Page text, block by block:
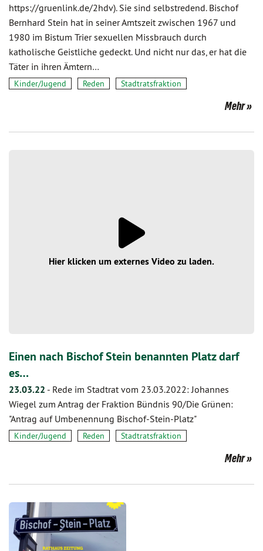
https://gruenlink.de/2hdv). Sie sind selbstredend. Bischof
Bernhard Stein hat in seiner Amtszeit zwischen 1967 und
1980 im Bistum Trier sexuellen Missbrauch durch
katholische Geistliche gedeckt. Und nicht nur das, er hat die
Täter in ihren Ämtern…
Kinder/Jugend Reden Stadtratsfraktion
Mehr
Einen nach Bischof Stein benannten Platz darf
es…
23.03.22 - Rede im Stadtrat vom 23.03.2022: Johannes
Wiegel zum Antrag der Fraktion Bündnis 90/Die Grünen:
"Antrag auf Umbenennung Bischof-Stein-Platz"
Kinder/Jugend Reden Stadtratsfraktion
Mehr
Hier klicken um externes Video zu laden.